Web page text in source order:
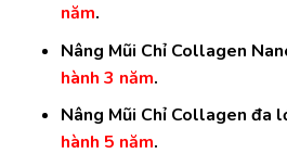
năm.
Nâng Mũi Chỉ Collagen
hành 3 năm.
Nâng Mũi Chỉ Collagen đa
hành 5 năm.